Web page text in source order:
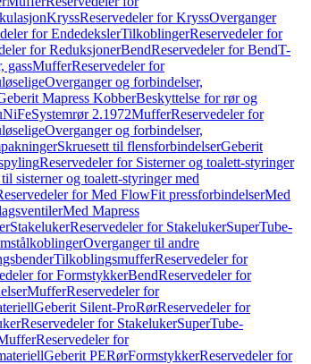
KryssReservedeler for KryssOverganger
for EndedekslerTilkoblingerReservedeler for
for ReduksjonerBendReservedeler for BendT-
gassMufferReservedeler for
Overganger og forbindelser,
Mapress KobberBeskyttelse for rør og
Systemrør 2.1972MufferReservedeler for
Overganger og forbindelser,
Skruesett til flensforbindelserGeberit
Reservedeler for Sisterner og toalett-styringer
sisterner og toalett-styringer med
for Med FlowFit pressforbindelserMed
Med Mapress
StakelukerReservedeler for StakelukerSuperTube-
Overganger til andre
TilkoblingsmufferReservedeler for
for FormstykkerBendReservedeler for
MufferReservedeler for
Geberit Silent-ProRørReservedeler for
Reservedeler for StakelukerSuperTube-
Reservedeler for
Geberit PERørFormstykkerReservedeler for